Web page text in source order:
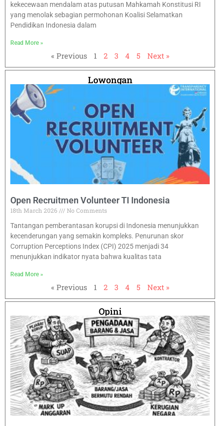
kekecewaan mendalam atas putusan Mahkamah Konstitusi RI
yang menolak sebagian permohonan Koalisi Selamatkan
Pendidikan Indonesia dalam
Read More »
« Previous 1 2 3 4 5 Next »
Lowongan
Open Recruitmen Volunteer TI Indonesia
18th March 2026
No Comments
Tantangan pemberantasan korupsi di Indonesia menunjukkan
kecenderungan yang semakin kompleks. Penurunan skor
Corruption Perceptions Index (CPI) 2025 menjadi 34
menunjukkan indikator nyata bahwa kualitas tata
Read More »
« Previous 1 2 3 4 5 Next »
Opini